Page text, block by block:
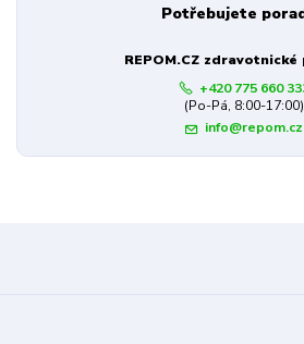
Potřebujete
REPOM.CZ zdravotnické
+420 775 660
(Po-Pá, 8:00-17:00)
info@repom.cz